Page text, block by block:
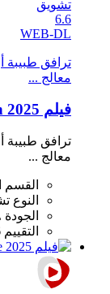
تشويق
6.6
WEB-DL
ترافق طبيبة
معالج ...
فيلم Killing Faith 2025 مترجم HD
ترافق طبيبة
معالج ...
القسم
النوع
الجودة
التقييم